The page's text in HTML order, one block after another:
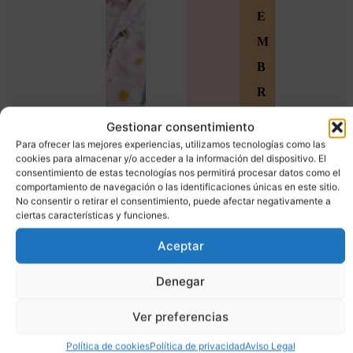
Gestionar consentimiento
Para ofrecer las mejores experiencias, utilizamos tecnologías como las
cookies para almacenar y/o acceder a la información del dispositivo. El
consentimiento de estas tecnologías nos permitirá procesar datos como el
comportamiento de navegación o las identificaciones únicas en este sitio.
No consentir o retirar el consentimiento, puede afectar negativamente a
ciertas características y funciones.
Aceptar
Denegar
Ver preferencias
Política de cookiesPolítica de privacidadAviso Legal
E
M
B
R
S
Ú
n
e
a